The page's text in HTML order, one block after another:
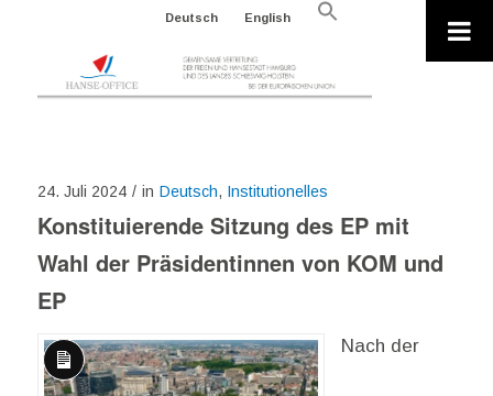
Deutsch English
Search
24. Juli 2024 / in Deutsch, Institutionelles
Konstituierende Sitzung des EP mit
Wahl der Präsidentinnen von KOM und
EP
Lange
Nach der